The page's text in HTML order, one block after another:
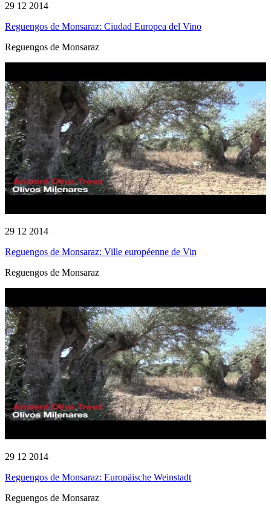
29 12 2014
Reguengos de Monsaraz: Ciudad Europea del Vino
Reguengos de Monsaraz
29 12 2014
Reguengos de Monsaraz: Ville européenne de Vin
Reguengos de Monsaraz
29 12 2014
Reguengos de Monsaraz: Europäische Weinstadt
Reguengos de Monsaraz